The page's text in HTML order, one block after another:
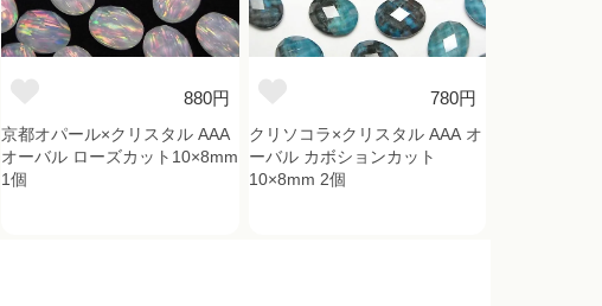
880円
京都オパール×クリスタル AAA
オーバル ローズカット10×8mm
1個
780円
クリソコラ×クリスタル AAA オ
ーバル カボションカット
10×8mm 2個